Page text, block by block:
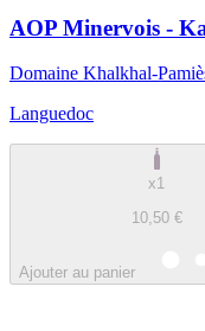
AOP Minervois -
Domaine Khalkhal-
Languedoc
x1
10,50 €
Ajouter au panier